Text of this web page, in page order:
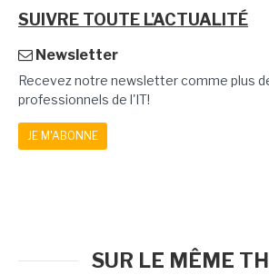
SUIVRE TOUTE L'ACTUALITÉ
Newsletter
Recevez notre newsletter comme plus
professionnels de l'IT!
JE M'ABONNE
SUR LE MÊME